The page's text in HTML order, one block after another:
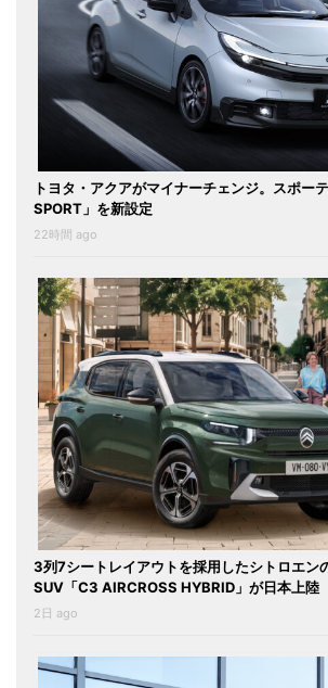
トヨタ・アクアがマイナーチェンジ。スポー
SPORT」を新設定
22時間 ago
3列7シートレイアウトを採用したシトロエン
SUV「C3 AIRCROSS HYBRID」が日本上陸
2日 ago